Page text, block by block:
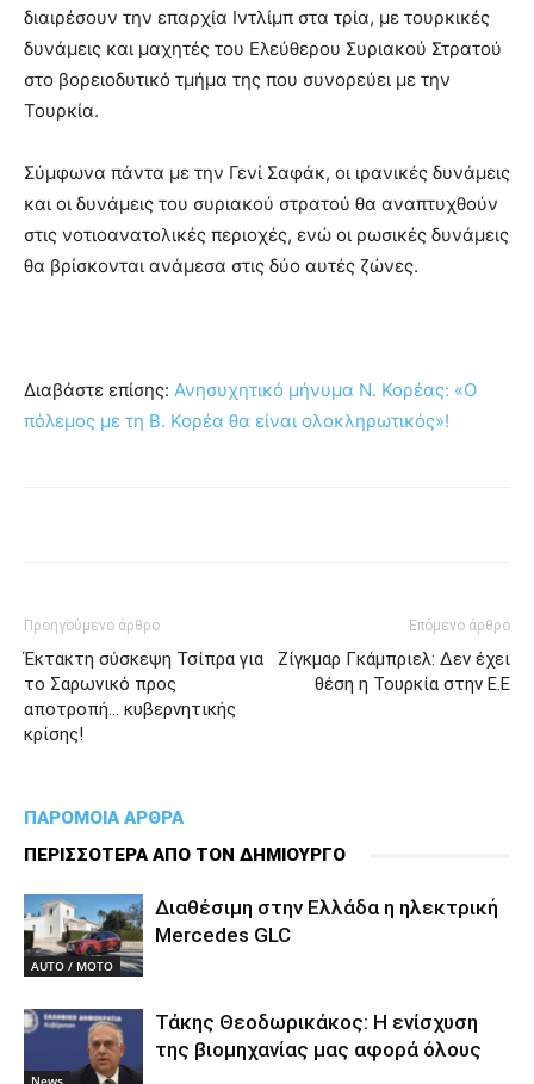
διαιρέσουν την επαρχία Ιντλίμπ στα τρία, με τουρκικές
δυνάμεις και μαχητές του Ελεύθερου Συριακού Στρατού
στο βορειοδυτικό τμήμα της που συνορεύει με την
Τουρκία.
Σύμφωνα πάντα με την Γενί Σαφάκ, οι ιρανικές δυνάμεις
και οι δυνάμεις του συριακού στρατού θα αναπτυχθούν
στις νοτιοανατολικές περιοχές, ενώ οι ρωσικές δυνάμεις
θα βρίσκονται ανάμεσα στις δύο αυτές ζώνες.
Διαβάστε επίσης: Ανησυχητικό μήνυμα Ν. Κορέας: «Ο
πόλεμος με τη Β. Κορέα θα είναι ολοκληρωτικός»!
Προηγούμενο άρθρο
Έκτακτη σύσκεψη Τσίπρα για
το Σαρωνικό προς
αποτροπή… κυβερνητικής
κρίσης!
Επόμενο άρθρο
Ζίγκμαρ Γκάμπριελ: Δεν έχει
θέση η Τουρκία στην Ε.Ε
ΠΑΡΟΜΟΙΑ ΑΡΘΡΑ
ΠΕΡΙΣΣΟΤΕΡΑ ΑΠΟ ΤΟΝ ΔΗΜΙΟΥΡΓΟ
AUTO / MOTO
Διαθέσιμη στην Ελλάδα η ηλεκτρική
Mercedes GLC
Τάκης Θεοδωρικάκος: Η ενίσχυση
της βιομηχανίας μας αφορά όλους